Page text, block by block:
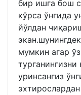
бир ишга бош
кўрса ўнгида
йўлдан
мумкин агар
уринсангиз